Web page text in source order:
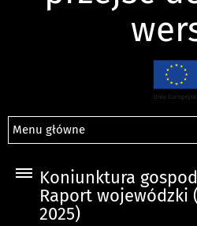
Menu główne
Koniunktura
Raport wojewódzki
2025)